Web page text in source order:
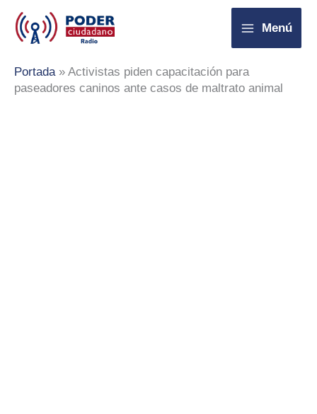
contenido
Menú
Portada» Activistas piden capacitación para
paseadores caninos ante casos de maltrato animal